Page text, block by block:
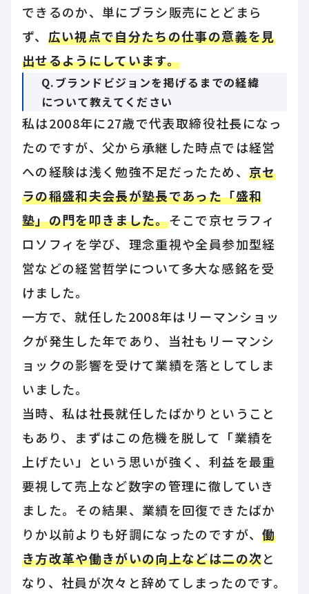
できるのか、単にブラシ販売にとどまら
ず、 広い視点で自分たちの仕事の意義を見
出せるようにしています。
Q.ブランドビジョンを掲げるまでの経緯
について教えてください
私は2008年に27歳で代表取締役社長になっ
たのですが、父から承継した時点では経営
への経験は浅く勉強不足だったため、 京セ
ラの稲盛和夫会長が塾長であった「盛和
塾」の門を叩きました。そこで京セラフィ
ロソフィを学び、理念重視や全員参加型経
営などの経営哲学について多大な感銘を受
けました。
一方で、就任した2008年はリーマンショッ
クが発生した年であり、当社もリーマンシ
ョックの影響を受けて業績を落としてしま
いました。
当時、私は社長就任したばかりということ
もあり、まずはこの危機を脱して「業績を
上げたい」という思いが強く、利益を最重
要視して売上など数字の管理に徹していき
ました。その結果、業績を回復できたばか
りか以前よりも好調になったのですが、働
き方改革や働きがいの向上などは二の次と
なり、社員が次々と辞めてしまったのです。